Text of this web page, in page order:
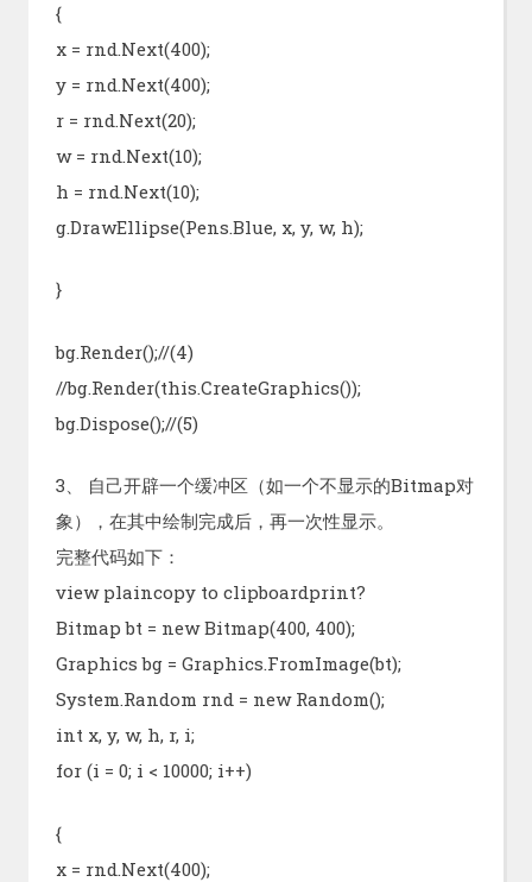
{
x = rnd.Next(400);
y = rnd.Next(400);
r = rnd.Next(20);
w = rnd.Next(10);
h = rnd.Next(10);
g.DrawEllipse(Pens.Blue, x, y, w, h);
}
bg.Render();//(4)
//bg.Render(this.CreateGraphics());
bg.Dispose();//(5)
3、 自己开辟一个缓冲区（如一个不显示的Bitmap对
象），在其中绘制完成后，再一次性显示。
完整代码如下：
view plaincopy to clipboardprint?
Bitmap bt = new Bitmap(400, 400);
Graphics bg = Graphics.FromImage(bt);
System.Random rnd = new Random();
int x, y, w, h, r, i;
for (i = 0; i < 10000; i++)
{
x = rnd.Next(400);